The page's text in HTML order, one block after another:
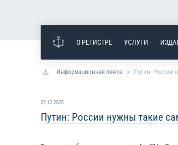
О РЕГИСТРЕ УСЛУГИ
Информационная лента Путин: России
22.12.2025
Путин: России нужны такие